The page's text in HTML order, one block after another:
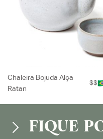
Chaleira Bojuda Alça
Ratan
$$
FIQUE